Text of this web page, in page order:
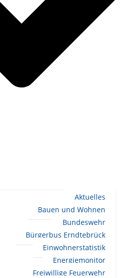
Aktuelles
Bauen und Wohnen
Bundeswehr
Bürgerbus Erndtebrück
Einwohnerstatistik
Energiemonitor
Freiwillige Feuerwehr